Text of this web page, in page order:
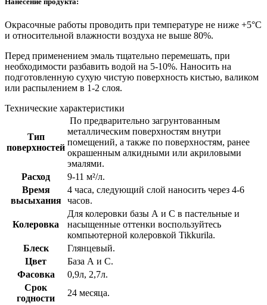
Окрасочные работы проводить при температуре не ниже +5°С
и относительной влажности воздуха не выше 80%.
Перед применением эмаль тщательно перемешать, при
необходимости разбавить водой на 5-10%. Наносить на
подготовленную сухую чистую поверхность кистью, валиком
или распылением в 1-2 слоя.
Технические характеристики
Тип
поверхностей
По предварительно загрунтованным
металлическим поверхностям внутри
помещений, а также по поверхностям, ранее
окрашенным алкидными или акриловыми
эмалями.
Расход
9-11 м²/л.
Время
высыхания
4 часа, следующий слой наносить через 4-6
часов.
Колеровка
Для колеровки базы А и С в пастельные и
насыщенные оттенки воспользуйтесь
компьютерной колеровкой Tikkurila.
Блеск
Глянцевый.
Цвет
База А и С.
Фасовка
0,9л, 2,7л.
Срок
годности
24 месяца.